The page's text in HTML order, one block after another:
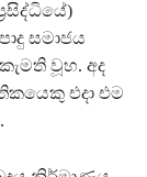
සමාජය
වූහ. අද
එදා එම